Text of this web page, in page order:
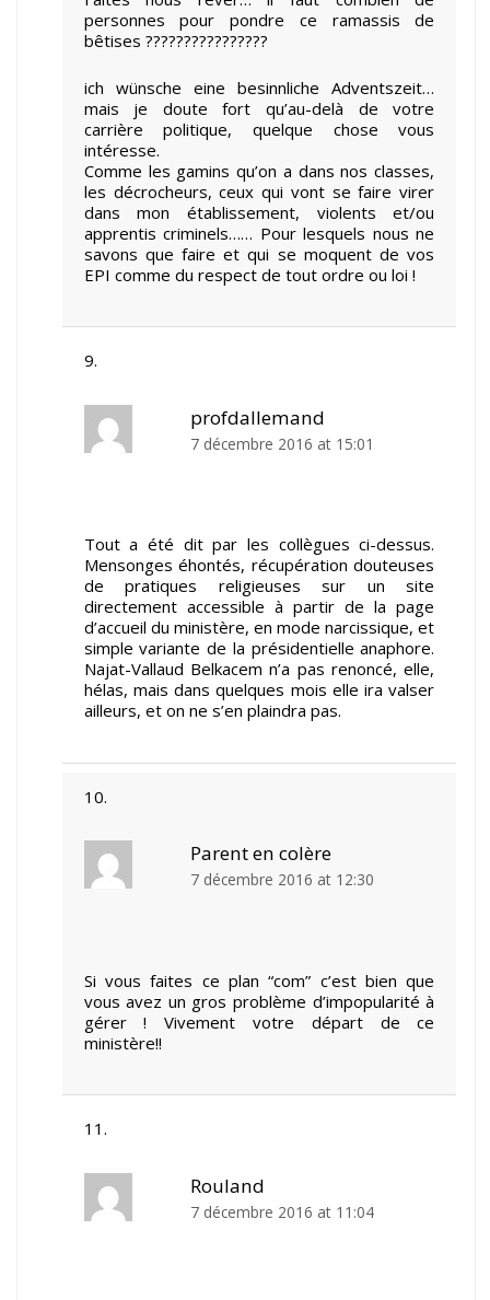
personnes pour pondre ce ramassis de
bêtises ????????????????
ich wünsche eine besinnliche Adventszeit…
mais je doute fort qu’au-delà de votre
carrière politique, quelque chose vous
intéresse.
Comme les gamins qu’on a dans nos classes,
les décrocheurs, ceux qui vont se faire virer
dans mon établissement, violents et/ou
apprentis criminels…… Pour lesquels nous ne
savons que faire et qui se moquent de vos
EPI comme du respect de tout ordre ou loi !
profdallemand
7 décembre 2016 at 15:01
Tout a été dit par les collègues ci-dessus.
Mensonges éhontés, récupération douteuses
de pratiques religieuses sur un site
directement accessible à partir de la page
d’accueil du ministère, en mode narcissique, et
simple variante de la présidentielle anaphore.
Najat-Vallaud Belkacem n’a pas renoncé, elle,
hélas, mais dans quelques mois elle ira valser
ailleurs, et on ne s’en plaindra pas.
Parent en colère
7 décembre 2016 at 12:30
Si vous faites ce plan “com” c’est bien que
vous avez un gros problème d’impopularité à
gérer ! Vivement votre départ de ce
ministère!!
Rouland
7 décembre 2016 at 11:04